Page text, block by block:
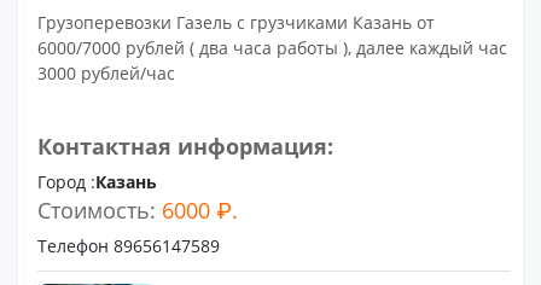
Грузоперевозки Газель с грузчиками Казань от
6000/7000 рублей ( два часа работы ), далее каждый час
3000 рублей/час
Контактная информация:
Город :Казань
Стоимость: 6000 ₽.
Телефон 89656147589